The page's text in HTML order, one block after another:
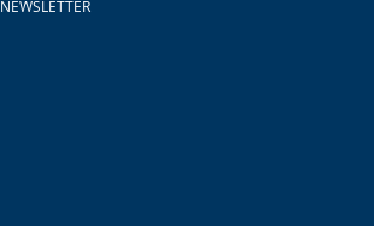
NEWSLETTER